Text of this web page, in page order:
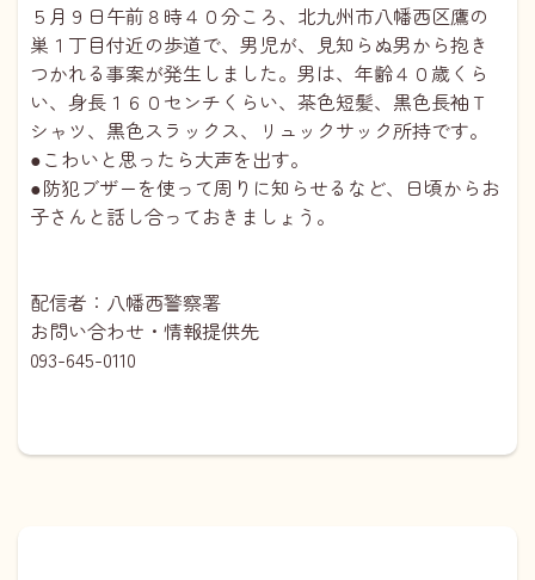
５月９日午前８時４０分ころ、北九州市八幡西区鷹の
巣１丁目付近の歩道で、男児が、見知らぬ男から抱き
つかれる事案が発生しました。男は、年齢４０歳くら
い、身長１６０センチくらい、茶色短髪、黒色長袖Ｔ
シャツ、黒色スラックス、リュックサック所持です。
●こわいと思ったら大声を出す。
●防犯ブザーを使って周りに知らせるなど、日頃からお
子さんと話し合っておきましょう。
配信者：八幡西警察署
お問い合わせ・情報提供先
093-645-0110